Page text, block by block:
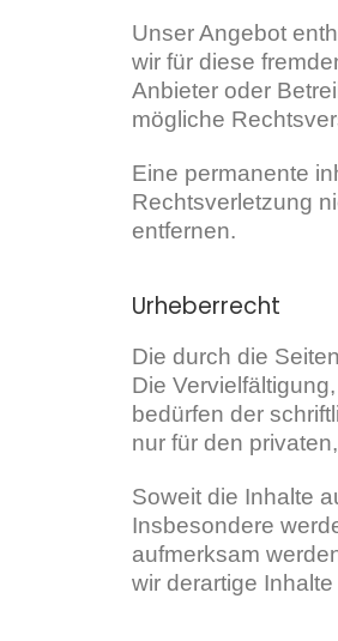
Unser Angebot
wir für diese
Anbieter oder
mögliche
Eine permanente
Rechtsverletzung
entfernen.
Urheberrecht
Die durch die
Die
bedürfen der
nur für den
Soweit die Inhalte
Insbesondere
aufmerksam
wir derartige